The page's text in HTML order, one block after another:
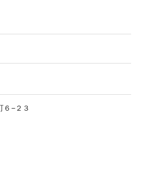
６−２３